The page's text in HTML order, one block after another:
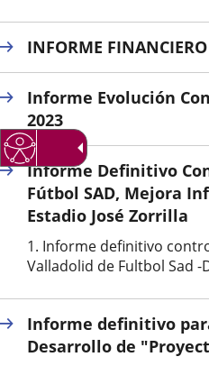
INFORME
Informe Evolución
2023
Informe Definitivo
Fútbol SAD, Mejora
Estadio José Zorrilla
1. Informe definitivo
Valladolid de Fultbol Sad -
Informe definitivo
Desarrollo de